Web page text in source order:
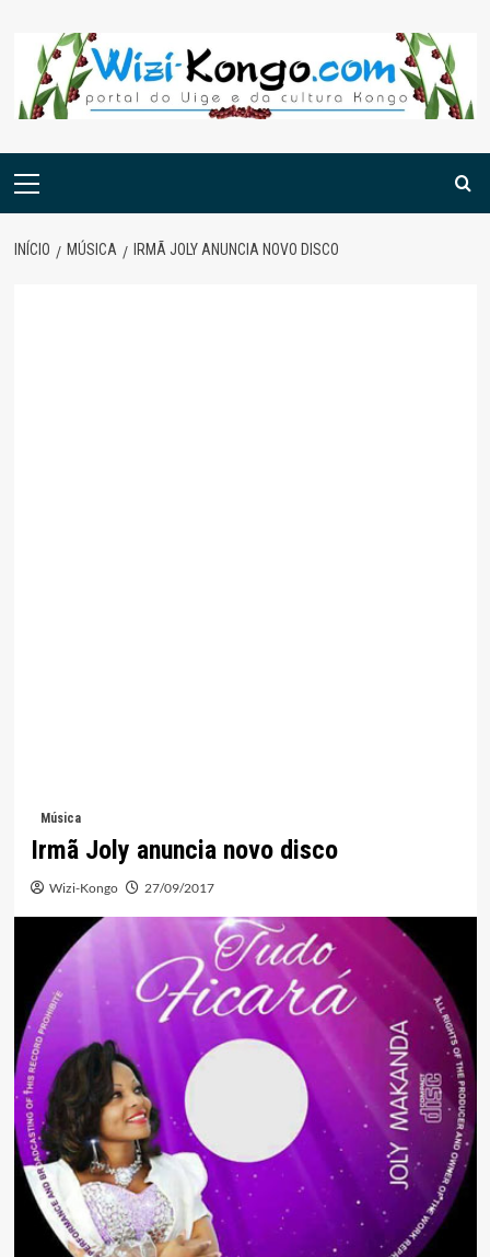
content
Menu
INÍCIO MÚSICA IRMÃ JOLY ANUNCIA NOVO DISCO
Música
Irmã Joly anuncia novo disco
Wizi-Kongo 27/09/2017